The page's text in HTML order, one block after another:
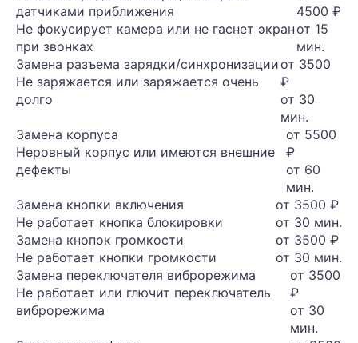
датчиками приближения
Не фокусирует камера или не гаснет экран
при звонках
4500 ₽
от 15
мин.
Замена разъема зарядки/синхронизации
Не заряжается или заряжается очень
долго
от 3500
₽
от 30
мин.
Замена корпуса
Неровный корпус или имеются внешние
дефекты
от 5500
₽
от 60
мин.
Замена кнопки включения
Не работает кнопка блокировки
от 3500 ₽
от 30 мин.
Замена кнопок громкости
Не работает кнопки громкости
от 3500 ₽
от 30 мин.
Замена переключателя виброрежима
Не работает или глючит переключатель
виброрежима
от 3500
₽
от 30
мин.